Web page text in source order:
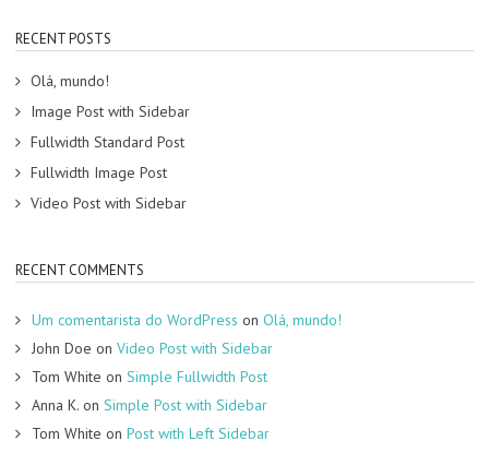
RECENT POSTS
Olá, mundo!
Image Post with Sidebar
Fullwidth Standard Post
Fullwidth Image Post
Video Post with Sidebar
RECENT COMMENTS
Um comentarista do WordPress on Olá, mundo!
John Doe on Video Post with Sidebar
Tom White on Simple Fullwidth Post
Anna K. on Simple Post with Sidebar
Tom White on Post with Left Sidebar